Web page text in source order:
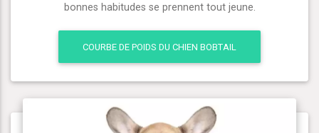
bonnes habitudes se prennent tout jeune.
COURBE DE POIDS DU CHIEN BOBTAIL